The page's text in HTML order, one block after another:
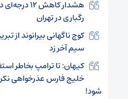
هشدار کاهش
رگباری در تهران
کوچ ناگهانی بیرانوند از
سیم آخر زد
کیهان: تا ترامپ بخاطر
خلیج فارس عذرخواهی
شود!